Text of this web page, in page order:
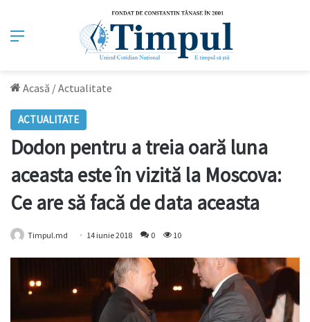
Meniu
Acasă /Actualitate
ACTUALITATE
Dodon pentru a treia oară luna
aceasta este în vizită la Moscova:
Ce are să facă de data aceasta
Timpul.md 14 iunie 2018 0 10